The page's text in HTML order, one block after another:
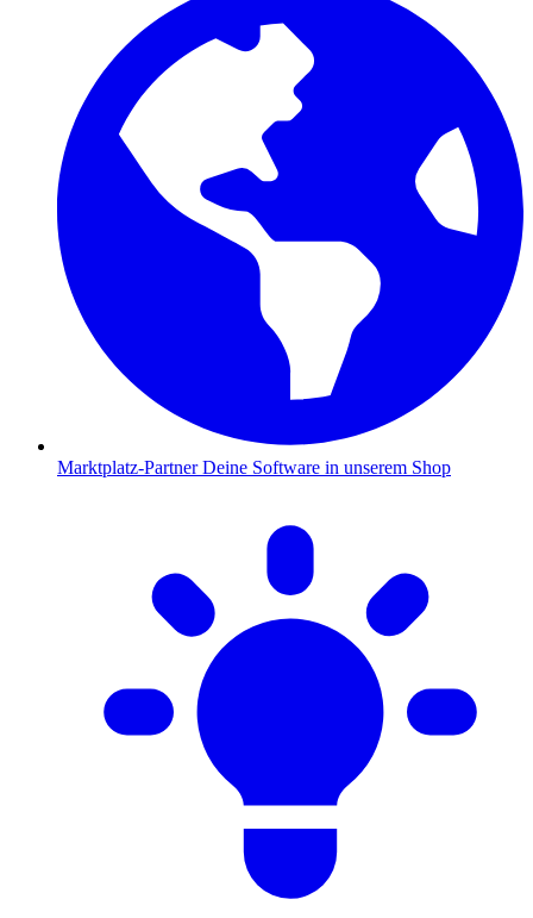
Marktplatz-Partner Deine Software in unserem Shop